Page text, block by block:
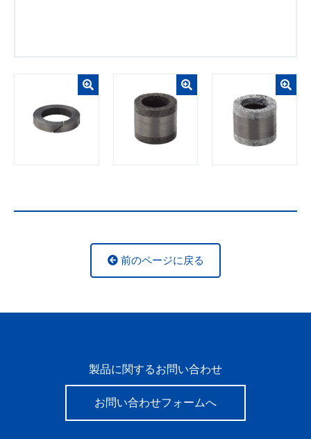
前のページに戻る
製品に関するお問い合わせ
お問い合わせフォームへ